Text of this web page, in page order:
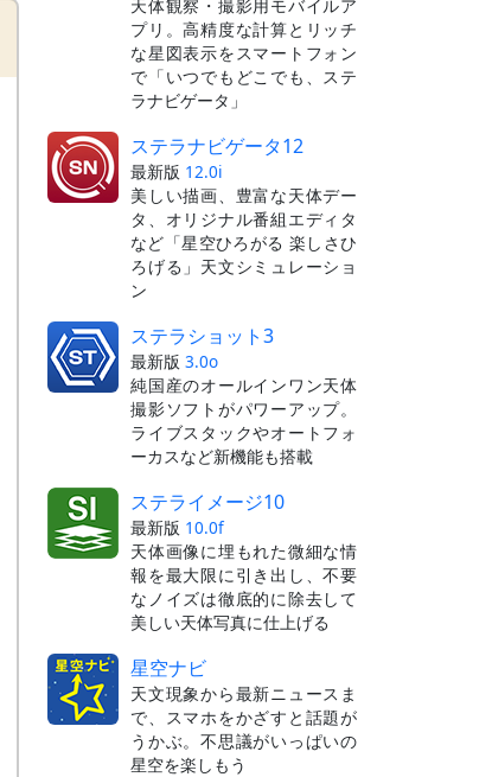
天体観察・撮影用モバイルア
プリ。高精度な計算とリッチ
な星図表示をスマートフォン
で「いつでもどこでも、ステ
ラナビゲータ」
ステラナビゲータ12
最新版 12.0i
美しい描画、豊富な天体デー
タ、オリジナル番組エディタ
など「星空ひろがる 楽しさひ
ろげる」天文シミュレーショ
ン
ステラショット3
最新版 3.0o
純国産のオールインワン天体
撮影ソフトがパワーアップ。
ライブスタックやオートフォ
ーカスなど新機能も搭載
ステライメージ10
最新版 10.0f
天体画像に埋もれた微細な情
報を最大限に引き出し、不要
なノイズは徹底的に除去して
美しい天体写真に仕上げる
星空ナビ
天文現象から最新ニュースま
で、スマホをかざすと話題が
うかぶ。不思議がいっぱいの
星空を楽しもう